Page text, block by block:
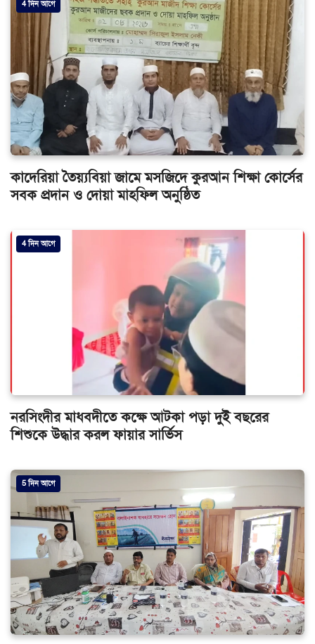
4 দিন আগে
কাদেরিয়া তৈয়্যবিয়া জামে মসজিদে কুরআন শিক্ষা কোর্সের
সবক প্রদান ও দোয়া মাহফিল অনুষ্ঠিত
4 দিন আগে
নরসিংদীর মাধবদীতে কক্ষে আটকা পড়া দুই বছরের
শিশুকে উদ্ধার করল ফায়ার সার্ভিস
5 দিন আগে